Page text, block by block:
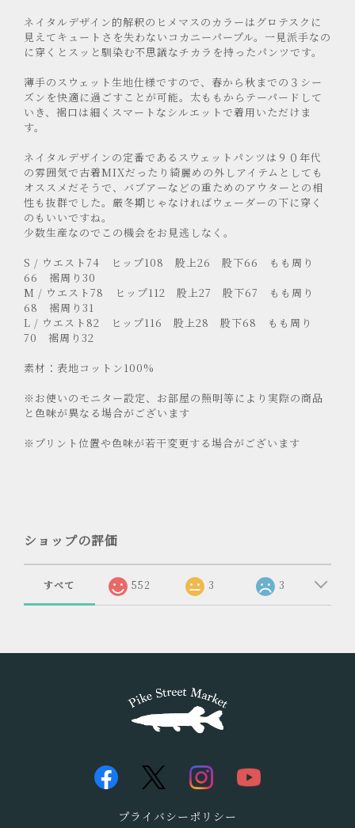
ネイタルデザイン的解釈のヒメマスのカラーはグロテスクに
見えてキュートさを失わないコカニーパープル。一見派手なの
に穿くとスッと馴染む不思議なチカラを持ったパンツです。
薄手のスウェット生地仕様ですので、春から秋までの３シー
ズンを快適に過ごすことが可能。太ももからテーパードして
いき、裾口は細くスマートなシルエットで着用いただけま
す。
ネイタルデザインの定番であるスウェットパンツは９０年代
の雰囲気で古着MIXだったり綺麗めの外しアイテムとしても
オススメだそうで、バブアーなどの重ためのアウターとの相
性も抜群でした。厳冬期じゃなければウェーダーの下に穿く
のもいいですね。
少数生産なのでこの機会をお見逃しなく。
S / ウエスト74 ヒップ108 股上26 股下66 もも周り
66 裾周り30
M / ウエスト78 ヒップ112 股上27 股下67 もも周り
68 裾周り31
L / ウエスト82 ヒップ116 股上28 股下68 もも周り
70 裾周り32
素材：表地コットン100%
※お使いのモニター設定、お部屋の照明等により実際の商品
と色味が異なる場合がございます
※プリント位置や色味が若干変更する場合がございます
ショップの評価
すべて 552 3 3
プライバシーポリシー